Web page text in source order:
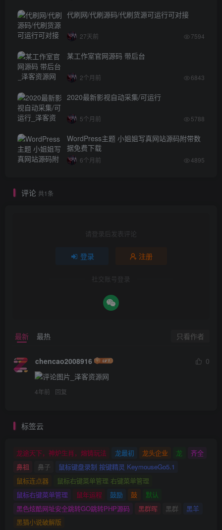
代刷网/代刷源码/代刷货源可运行可对接
27天前 7594
某工作室官网源码 带后台
2个月前 6843
2020最新影视自动采集/可运行
5个月前 5788
WordPress主题 小姐姐写真网站源码附带数
据免费下载
6个月前 4895
评论 共1条
请登录后发表评论
登录 注册
社交账号登录
最新 最热 只看作者
chencao2008916 0
4年前 回复
标签云
龙途天下，神炉生肖，熔铸玩法 龙最初 龙头企业 龙
齐全
鼻祖
鼻子
鼠标键盘录制 按键精灵 KeymouseGo5.1
鼠标连点器
鼠标右键菜单管理 右键菜单管理
鼠标右键菜单管理
鼠年运程 鼓励 鼓
默认
黑色炫酷网址安全跳转GO跳转PHP源码
黑群晖 黑群
黑羊
黑猫小说破解版